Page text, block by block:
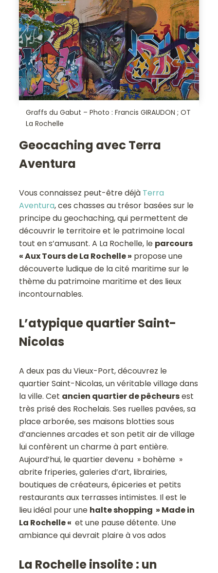
Graffs du Gabut – Photo : Francis GIRAUDON ; OT
La Rochelle
Geocaching avec Terra
Aventura
Vous connaissez peut-être déjà Terra
Aventura, ces chasses au trésor basées sur le
principe du geochaching, qui permettent de
découvrir le territoire et le patrimoine local
tout en s’amusant. A La Rochelle, le parcours
« Aux Tours de La Rochelle » propose une
découverte ludique de la cité maritime sur le
thème du patrimoine maritime et des lieux
incontournables.
L’atypique quartier Saint-
Nicolas
A deux pas du Vieux-Port, découvrez le
quartier Saint-Nicolas, un véritable village dans
la ville. Cet ancien quartier de pêcheursest
très prisé des Rochelais. Ses ruelles pavées, sa
place arborée, ses maisons blotties sous
d’anciennes arcades et son petit air de village
lui confèrent un charme à part entière.
Aujourd’hui, le quartier devenu » bohème »
abrite friperies, galeries d’art, librairies,
boutiques de créateurs, épiceries et petits
restaurants aux terrasses intimistes. Il est le
lieu idéal pour une halte shopping » Made in
La Rochelle « et une pause détente. Une
ambiance qui devrait plaire à vos ados
La Rochelle insolite : un